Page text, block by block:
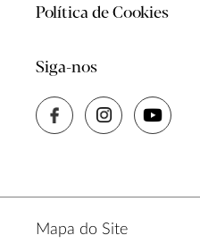
Política de Cookies
Siga-nos
Mapa do Site